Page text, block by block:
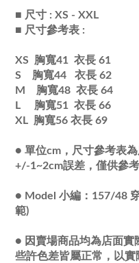
■ 尺寸 : XS - XXL
■ 尺寸參考表 :
XS 胸寬41 衣長 61
S 胸寬44 衣長 62
M 胸寬48 衣長 64
L 胸寬51 衣長 66
XL 胸寬56 衣長 69
● 單位cm，尺寸參考表
+/-1~2cm誤差，僅供參
● Model 小編：157/48
範)
● 因賣場商品均為店面
些許色差皆屬正常，以